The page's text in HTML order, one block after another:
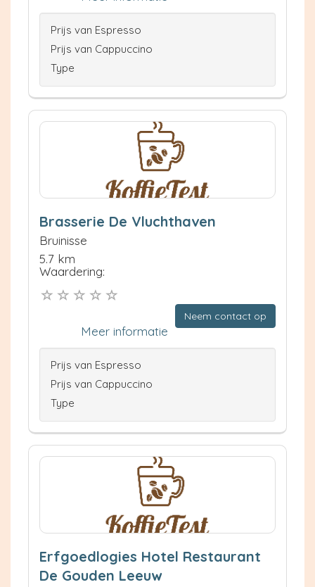
Prijs van Espresso
Prijs van Cappuccino
Type
Brasserie De Vluchthaven
Bruinisse
5.7 km
Waardering:
Neem contact op
Meer informatie
Prijs van Espresso
Prijs van Cappuccino
Type
Erfgoedlogies Hotel Restaurant
De Gouden Leeuw